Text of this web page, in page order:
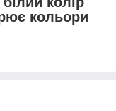
кольори